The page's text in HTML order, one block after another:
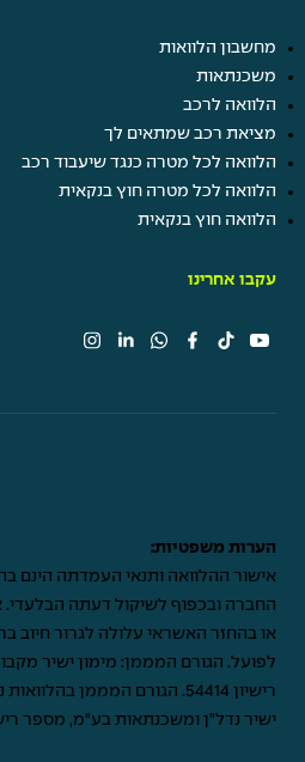
מחשבון הלוואות
משכנתאות
הלוואה לרכב
מציאת רכב שמתאים לך
הלוואה לכל מטרה כנגד שיעבוד רכב
הלוואה לכל מטרה חוץ בנקאית
הלוואה חוץ בנקאית
עקבו אחרינו
הערות משפטיות:
אישור ההלוואה ותנאי העמדתה הינם
החברה ובכפוף לשיקול דעתה הבלעדי.
או בהחזר האשראי עלולה לגרור חיוב
רישיון 54414. הגורם המממן
ישיר נדל"ן ומשכנתאות בע"מ, מספר רישיון